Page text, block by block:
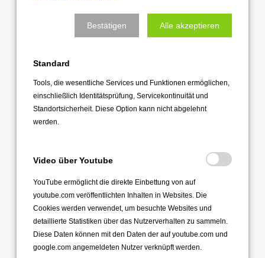
Dezember 2022
November 2022
Oktober 2022
Juni 2022
Mai 2022
April 2022
März 2022
Bestätigen Alle akzeptieren
Standard
Tools, die wesentliche Services und Funktionen ermöglichen,
einschließlich Identitätsprüfung, Servicekontinuität und
Standortsicherheit. Diese Option kann nicht abgelehnt
werden.
Video über Youtube
YouTube ermöglicht die direkte Einbettung von auf
youtube.com veröffentlichten Inhalten in Websites. Die
Cookies werden verwendet, um besuchte Websites und
detaillierte Statistiken über das Nutzerverhalten zu sammeln.
Diese Daten können mit den Daten der auf youtube.com und
google.com angemeldeten Nutzer verknüpft werden.